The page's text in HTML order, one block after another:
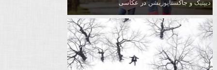
دیپتیک و جاکستا‌پوزیشن در عکاسی